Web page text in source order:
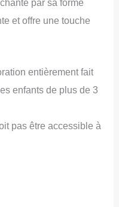
et offre une touche
entièrement fait
enfants de plus de 3
pas être accessible à